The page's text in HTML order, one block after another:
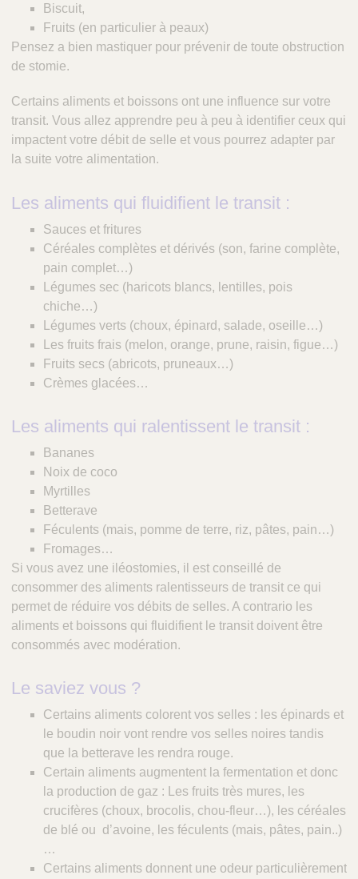
Biscuit,
Fruits (en particulier à peaux)
Pensez a bien mastiquer pour prévenir de toute obstruction
de stomie.
Certains aliments et boissons ont une influence sur votre
transit. Vous allez apprendre peu à peu à identifier ceux qui
impactent votre débit de selle et vous pourrez adapter par
la suite votre alimentation.
Les aliments qui fluidifient le transit :
Sauces et fritures
Céréales complètes et dérivés (son, farine complète,
pain complet…)
Légumes sec (haricots blancs, lentilles, pois
chiche…)
Légumes verts (choux, épinard, salade, oseille…)
Les fruits frais (melon, orange, prune, raisin, figue…)
Fruits secs (abricots, pruneaux…)
Crèmes glacées…
Les aliments qui ralentissent le transit :
Bananes
Noix de coco
Myrtilles
Betterave
Féculents (mais, pomme de terre, riz, pâtes, pain…)
Fromages…
Si vous avez une iléostomies, il est conseillé de
consommer des aliments ralentisseurs de transit ce qui
permet de réduire vos débits de selles. A contrario les
aliments et boissons qui fluidifient le transit doivent être
consommés avec modération.
Le saviez vous ?
Certains aliments colorent vos selles : les épinards et
le boudin noir vont rendre vos selles noires tandis
que la betterave les rendra rouge.
Certain aliments augmentent la fermentation et donc
la production de gaz : Les fruits très mures, les
crucifères (choux, brocolis, chou-fleur…), les céréales
de blé ou d’avoine, les féculents (mais, pâtes, pain..)
…
Certains aliments donnent une odeur particulièrement